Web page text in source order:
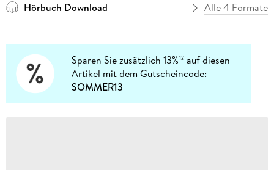
Hörbuch Download Alle 4 Formate
Sparen Sie zusätzlich 13%12 auf diesen
Artikel mit dem Gutscheincode:
SOMMER13